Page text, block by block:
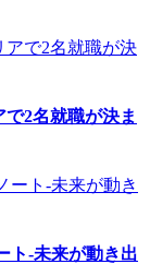
で2名就職が決ま
ト-未来が動き出